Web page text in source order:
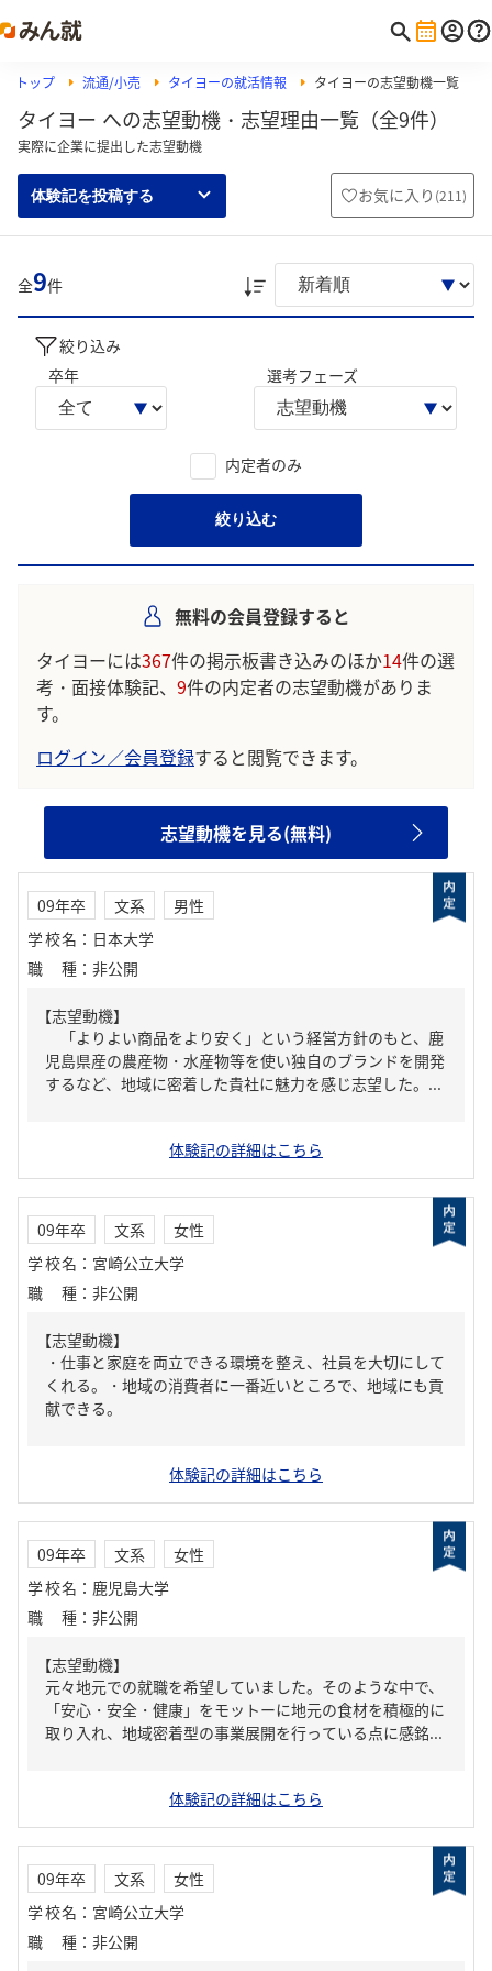
トップ 流通/小売 タイヨーの就活情報 タイヨーの志望動機一覧
タイヨー への志望動機・志望理由一覧（全9件）
実際に企業に提出した志望動機
体験記を投稿する お気に入り (211)
全9件
絞り込み
卒年
選考フェーズ
内定者のみ
絞り込む
無料の会員登録すると
タイヨーには367件の掲示板書き込みのほか14件の選
考・面接体験記、 9件の内定者の志望動機がありま
す。
ログイン／会員登録すると閲覧できます。
志望動機を見る(無料)
09年卒 文系
男性
学校名 ： 日本大学
職種 ： 非公開
【志望動機】
「よりよい商品をより安く」という経営方針のもと、鹿
児島県産の農産物・水産物等を使い独自のブランドを開発
するなど、地域に密着した貴社に魅力を感じ志望した。...
体験記の詳細はこちら
09年卒 文系
女性
学校名 ： 宮崎公立大学
職種 ： 非公開
【志望動機】
・仕事と家庭を両立できる環境を整え、社員を大切にして
くれる。・地域の消費者に一番近いところで、地域にも貢
献できる。
体験記の詳細はこちら
09年卒 文系
女性
学校名 ： 鹿児島大学
職種 ： 非公開
【志望動機】
元々地元での就職を希望していました。そのような中で、
「安心・安全・健康」をモットーに地元の食材を積極的に
取り入れ、地域密着型の事業展開を行っている点に感銘...
体験記の詳細はこちら
09年卒 文系
女性
学校名 ： 宮崎公立大学
職種 ： 非公開